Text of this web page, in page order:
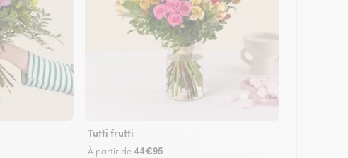
Tutti frutti
À partir de44€95